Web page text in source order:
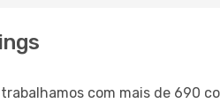
com mais de 690